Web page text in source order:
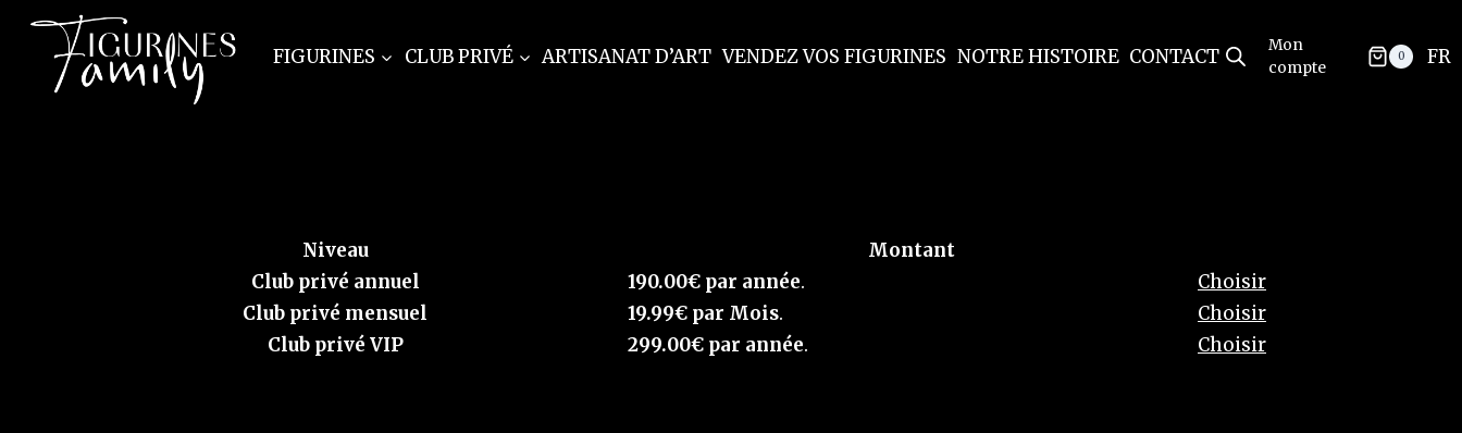
contenu
FIGURINES CLUB PRIVÉ ARTISANAT D’ART VENDEZ VOS FIGURINES NOTRE HISTOIRE CONTACT
Mon
compte
0 FR
Niveau Montant
Club privé annuel 190.00€ par année.
Choisir
Club privé mensuel
19.99€ par Mois.
Choisir
Club privé VIP
299.00€ par année. Choisir